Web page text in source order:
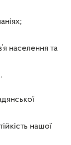
населення та
нашої